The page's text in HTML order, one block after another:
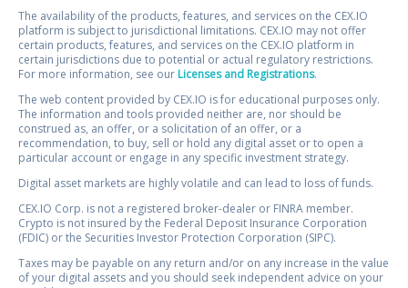
The availability of the products, features, and services on the CEX.IO
platform is subject to jurisdictional limitations. CEX.IO may not offer
certain products, features, and services on the CEX.IO platform in
certain jurisdictions due to potential or actual regulatory restrictions.
For more information, see our Licenses and Registrations.
The web content provided by CEX.IO is for educational purposes only.
The information and tools provided neither are, nor should be
construed as, an offer, or a solicitation of an offer, or a
recommendation, to buy, sell or hold any digital asset or to open a
particular account or engage in any specific investment strategy.
Digital asset markets are highly volatile and can lead to loss of funds.
CEX.IO Corp. is not a registered broker-dealer or FINRA member.
Crypto is not insured by the Federal Deposit Insurance Corporation
(FDIC) or the Securities Investor Protection Corporation (SIPC).
Taxes may be payable on any return and/or on any increase in the value
of your digital assets and you should seek independent advice on your